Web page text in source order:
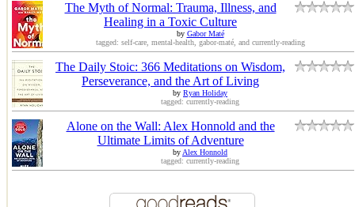
The Myth of Normal: Trauma, Illness, and
Healing in a Toxic Culture
by Gabor Maté
tagged: self-care, mental-health, gabor-maté, and currently-reading
The Daily Stoic: 366 Meditations on Wisdom,
Perseverance, and the Art of Living
by Ryan Holiday
tagged: currently-reading
Alone on the Wall: Alex Honnold and the
Ultimate Limits of Adventure
byAlex Honnold
tagged: currently-reading